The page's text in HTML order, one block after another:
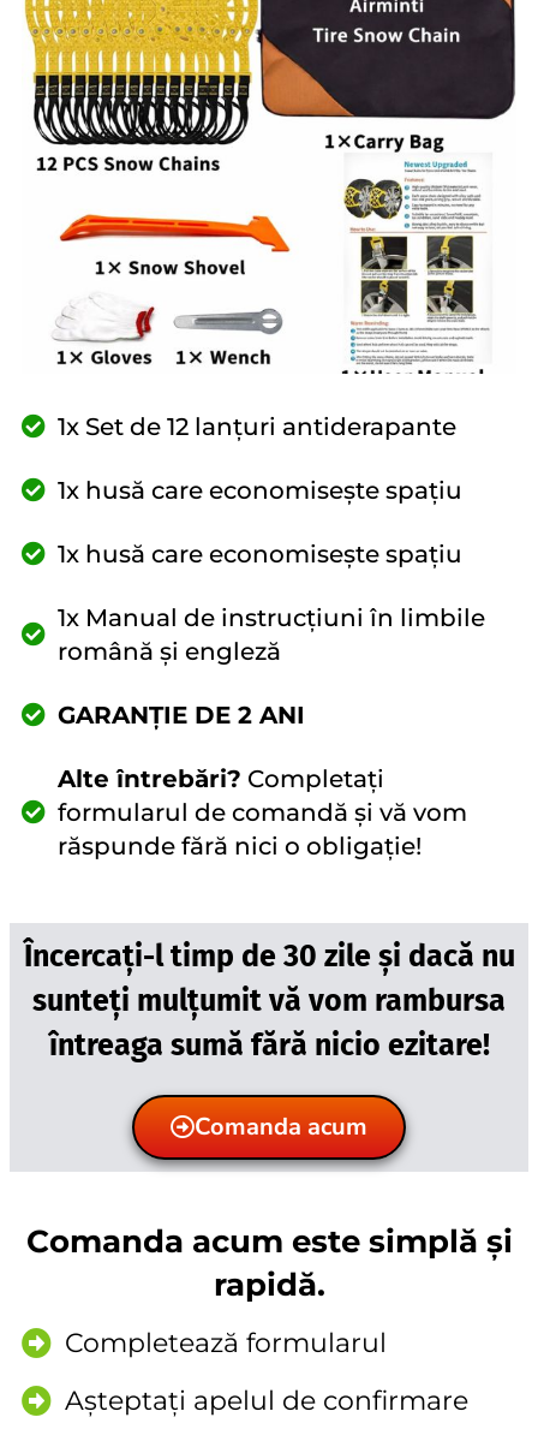
1x Set de 12 lanțuri antiderapante
1x husă care economisește spațiu
1x husă care economisește spațiu
1x Manual de instrucțiuni în limbile
română și engleză
GARANȚIE DE 2 ANI
Alte întrebări? Completați
formularul de comandă și vă vom
răspunde fără nici o obligație!
Încercați-l timp de 30 zile și dacă nu
sunteți mulțumit vă vom rambursa
întreaga sumă fără nicio ezitare!
Comanda acum
Comanda acum este simplă și
rapidă.
Completează formularul
Așteptați apelul de confirmare